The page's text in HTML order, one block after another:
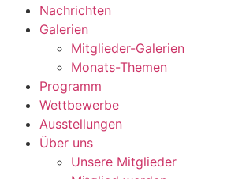
Nachrichten
Galerien
Mitglieder-Galerien
Monats-Themen
Programm
Wettbewerbe
Ausstellungen
Über uns
Unsere Mitglieder